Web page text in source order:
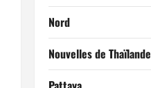
Nord
Nouvelles de Thaïlande